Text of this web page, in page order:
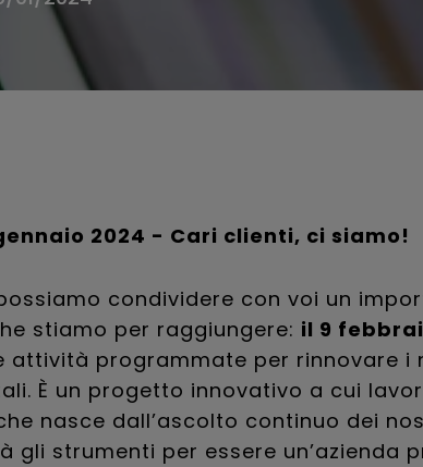
2024 - Cari clienti, ci siamo!
condividere con voi un
stiamo per raggiungere: il 9
attività programmate per rinnovare i
È un progetto innovativo a cui
nasce dall’ascolto continuo dei
gli strumenti per essere un’azienda